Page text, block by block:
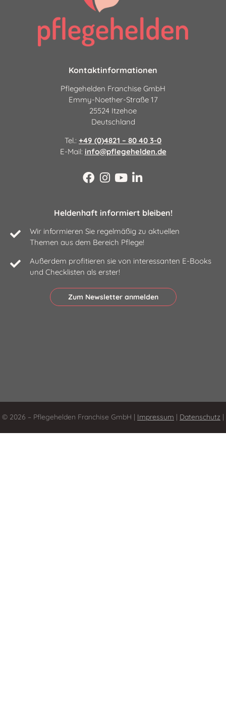
Kontaktinformationen
Pflegehelden Franchise GmbH
Emmy-Noether-Straße 17
25524 Itzehoe
Deutschland
Tel.: +49 (0)4821 – 80 40 3-0
E-Mail: info@pflegehelden.de
Heldenhaft informiert bleiben!
Wir informieren Sie regelmäßig zu aktuellen
Themen aus dem Bereich Pflege!
Außerdem profitieren sie von interessanten E-Books
und Checklisten als erster!
Zum Newsletter anmelden
© 2026 – Pflegehelden Franchise GmbH | Impressum | Datenschutz |